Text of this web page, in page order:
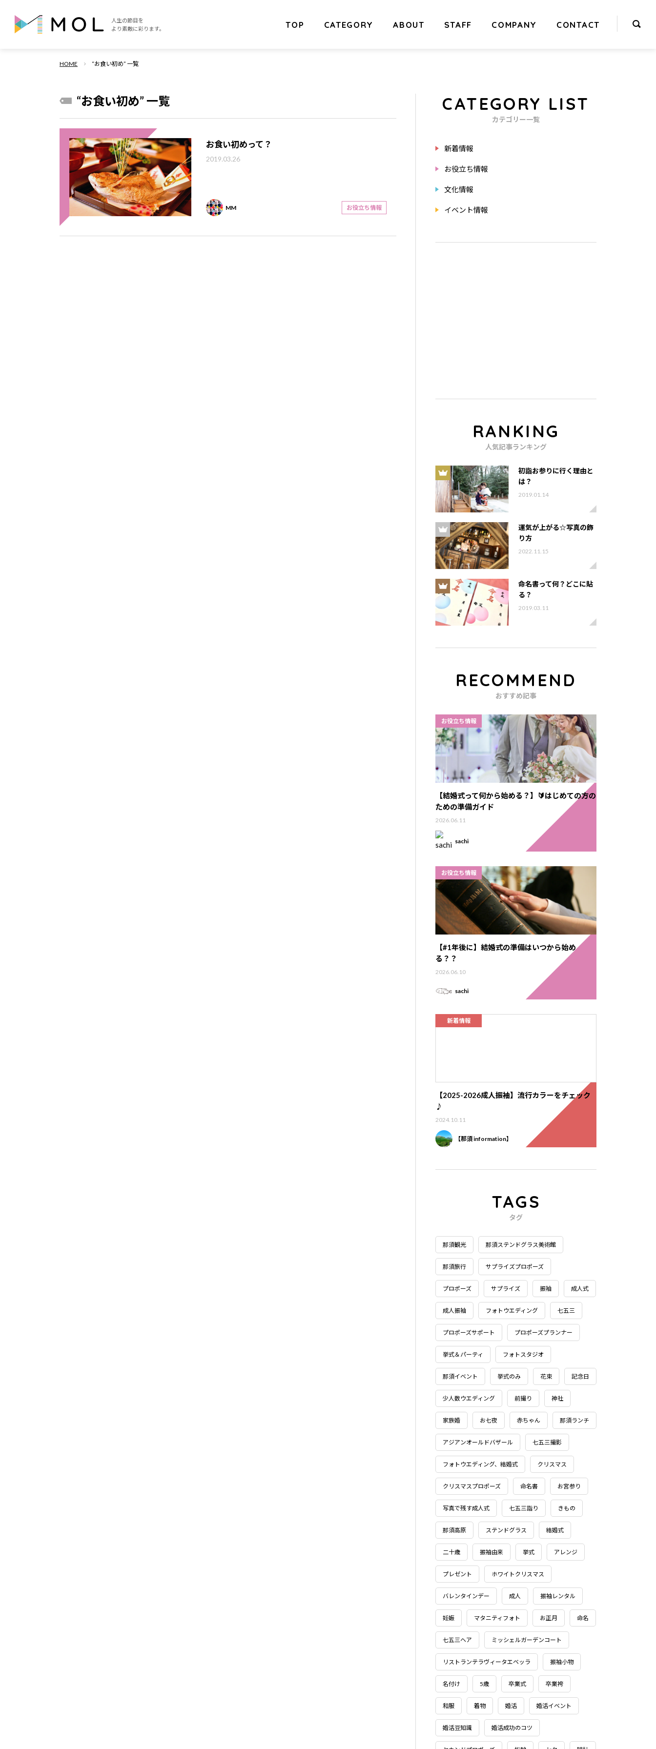
人生の節目を
より素敵に彩ります。
TOP CATEGORY ABOUT STAFF COMPANY CONTACT
HOME “お食い初め” 一覧
“お食い初め” 一覧
お食い初めって？
2019.03.26
MM お役立ち情報
CATEGORY LIST
カテゴリー一覧
新着情報
お役立ち情報
文化情報
イベント情報
RANKING
人気記事ランキング
初詣お参りに行く理由と
は？
2019.01.14
運気が上がる☆写真の飾
り方
2022.11.15
命名書って何？どこに貼
る？
2019.03.11
RECOMMEND
おすすめ記事
お役立ち情報
【結婚式って何から始める？】🔰はじめての方の
ための準備ガイド
2026.06.11
sachi
お役立ち情報
【#1年後に】結婚式の準備はいつから始め
る？？
2026.06.10
sachi
新着情報
【2025-2026成人振袖】流行カラーをチェック
♪
2024.10.11
【那須 information】
TAGS
タグ
那須観光 那須ステンドグラス美術館
那須旅行 サプライズプロポーズ
プロポーズ サプライズ 振袖 成人式
成人振袖 フォトウエディング 七五三
プロポーズサポート プロポーズプランナー
挙式＆パーティ フォトスタジオ
那須イベント 挙式のみ 花束 記念日
少人数ウエディング 前撮り 神社
家族婚 お七夜 赤ちゃん 那須ランチ
アジアンオールドバザール 七五三撮影
フォトウエディング、結婚式 クリスマス
クリスマスプロポーズ 命名書 お宮参り
写真で残す成人式 七五三詣り きもの
那須高原 ステンドグラス 結婚式
二十歳 振袖由来 挙式 アレンジ
プレゼント ホワイトクリスマス
バレンタインデー 成人 振袖レンタル
妊娠 マタニティフォト お正月 命名
七五三ヘア ミッシェルガーデンコート
リストランテラヴィータエベッラ 振袖小物
名付け 5歳 卒業式 卒業袴
和服 着物 婚活 婚活イベント
婚活豆知識 婚活成功のコツ